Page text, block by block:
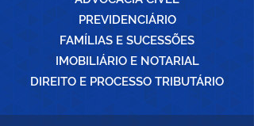
PREVIDENCIÁRIO
FAMÍLIAS E SUCESSÕES
IMOBILIÁRIO E NOTARIAL
DIREITO E PROCESSO TRIBUTÁRIO